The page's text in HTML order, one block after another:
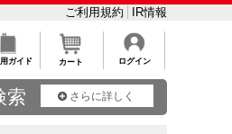
ご利用規約 IR情報
ガイド カート ログイン
索 さらに詳しく